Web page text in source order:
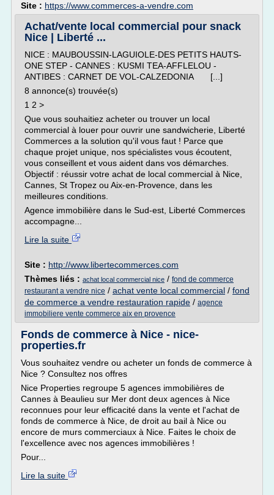
Site : https://www.commerces-a-vendre.com
Achat/vente local commercial pour snack
Nice | Liberté ...
NICE : MAUBOUSSIN-LAGUIOLE-DES PETITS HAUTS-
ONE STEP - CANNES : KUSMI TEA-AFFLELOU -
ANTIBES : CARNET DE VOL-CALZEDONIA [...]
8 annonce(s) trouvée(s)
1 2 >
Que vous souhaitiez acheter ou trouver un local
commercial à louer pour ouvrir une sandwicherie, Liberté
Commerces a la solution qu'il vous faut ! Parce que
chaque projet unique, nos spécialistes vous écoutent,
vous conseillent et vous aident dans vos démarches.
Objectif : réussir votre achat de local commercial à Nice,
Cannes, St Tropez ou Aix-en-Provence, dans les
meilleures conditions.
Agence immobilière dans le Sud-est, Liberté Commerces
accompagne...
Lire la suite
Site : http://www.libertecommerces.com
Thèmes liés : achat local commercial nice / fond de commerce
restaurant a vendre nice / achat vente local commercial / fond
de commerce a vendre restauration rapide / agence
immobiliere vente commerce aix en provence
Fonds de commerce à Nice - nice-
properties.fr
Vous souhaitez vendre ou acheter un fonds de commerce à
Nice ? Consultez nos offres
Nice Properties regroupe 5 agences immobilières de
Cannes à Beaulieu sur Mer dont deux agences à Nice
reconnues pour leur efficacité dans la vente et l'achat de
fonds de commerce à Nice, de droit au bail à Nice ou
encore de murs commerciaux à Nice. Faites le choix de
l'excellence avec nos agences immobilières !
Pour...
Lire la suite